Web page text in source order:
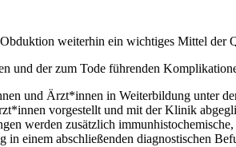
weiterhin ein wichtiges Mittel der
und der zum Tode führenden
und Ärzt*innen in Weiterbildung unter
vorgestellt und mit der Klinik
werden zusätzlich
in einem abschließenden diagnostischen